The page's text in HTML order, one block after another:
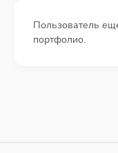
Пользователь
портфолио.